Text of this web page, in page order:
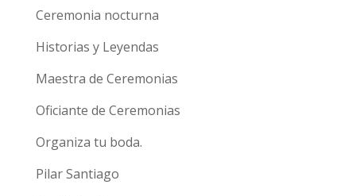
Ceremonia nocturna
Historias y Leyendas
Maestra de Ceremonias
Oficiante de Ceremonias
Organiza tu boda.
Pilar Santiago